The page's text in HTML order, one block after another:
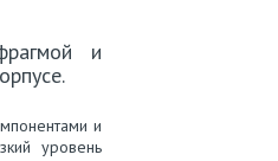
и
и
уровень